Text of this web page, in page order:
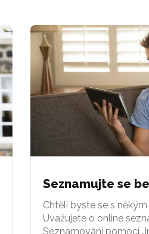
Seznamujte se
Chtěli byste se s
Uvažujete o online
Seznamování pomocí